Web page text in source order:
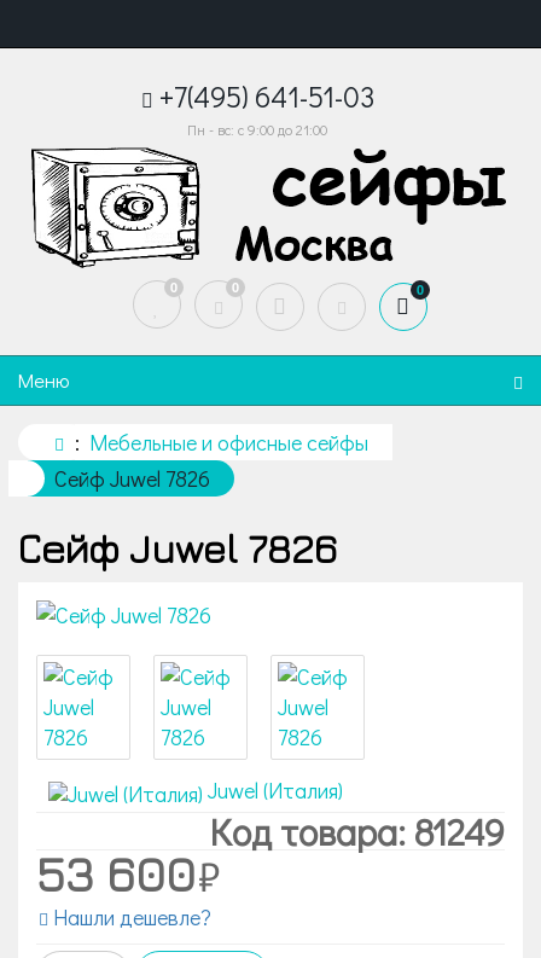
+7(495) 641-51-03
Пн - вс: с 9:00 до 21:00
0 0 0
Меню
Мебельные и офисные сейфы
Сейф Juwel 7826
Сейф Juwel 7826
Juwel (Италия)
Код товара: 81249
53 600
Нашли дешевле?